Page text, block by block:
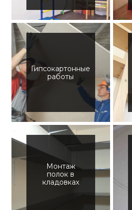
Гипсокартонные
работы
Монтаж
полок в
кладовках